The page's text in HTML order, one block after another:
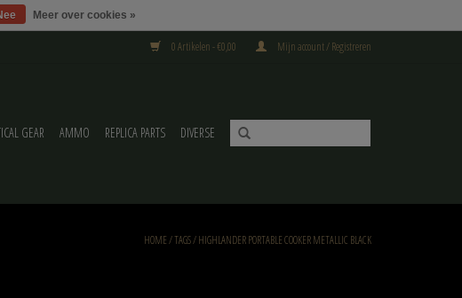
0 Artikelen - €0,00 Mijn account / Registreren
GEAR AMMO REPLICA PARTS DIVERSE
HOME/TAGS/HIGHLANDER PORTABLE COOKER METALLIC BLACK
Meer over cookies »